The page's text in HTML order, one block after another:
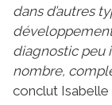
dans d’autres
diagnostic peu
nombre,
conclut Isabelle